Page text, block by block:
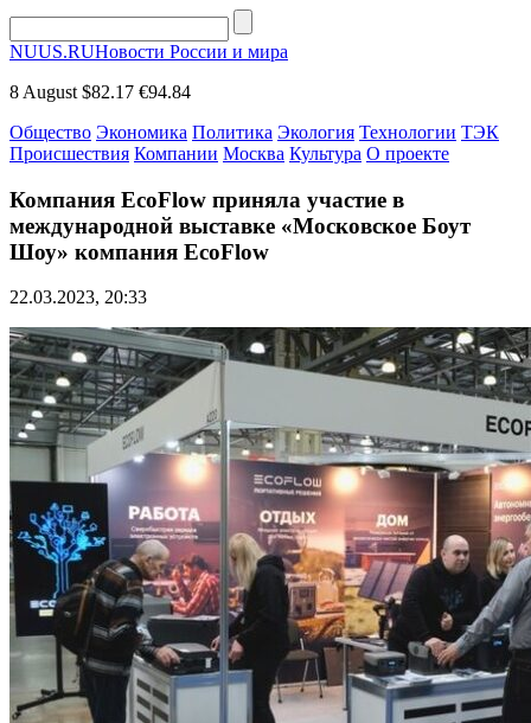
NUUS.RUНовости России и мира
8 August $82.17 €94.84
Общество Экономика Политика Экология Технологии ТЭК
Происшествия Компании Москва Культура О проекте
Компания EcoFlow приняла участие в
международной выставке «Московское Боут
Шоу» компания EcoFlow
22.03.2023, 20:33